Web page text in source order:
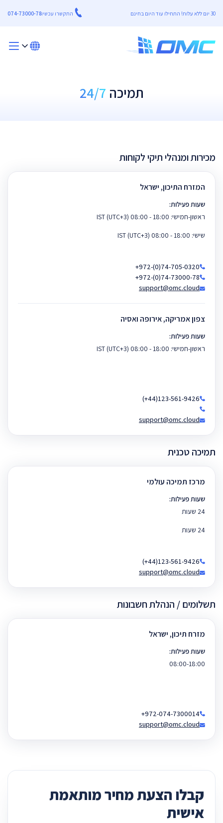
30 יום ללא עלות! התחילו עוד היום בחינם התקשרו עכשיו074-73000-78
תמיכה 24/7
מכירות ומנהלי תיקי לקוחות
המזרח התיכון, ישראל
שעות פעילות:
ראשון-חמישי: 18:00 - 08:00 IST (UTC+3)
שישי: 18:00 - 08:00 IST (UTC+3)
+972-(0)74-705-0320
+972-(0)74-73000-78
support@omc.cloud
צפון אמריקה, אירופה ואסיה
שעות פעילות:
ראשון-חמישי: 18:00 - 08:00 IST (UTC+3)
(+44)123-561-9426
support@omc.cloud
תמיכה טכנית
מרכז תמיכה עולמי
שעות פעילות:
24 שעות
24 שעות
(+44)123-561-9426
support@omc.cloud
תשלומים / הנהלת חשבונות
מזרח תיכון, ישראל
שעות פעילות:
08:00-18:00
+972-074-7300014
support@omc.cloud
קבלו הצעת מחיר מותאמת
אישית